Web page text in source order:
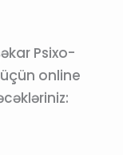
Psixo-
online